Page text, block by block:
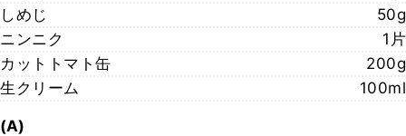
しめじ
50g
ニンニク
1片
カットトマト缶
200g
生クリーム
100ml
(A)